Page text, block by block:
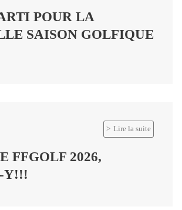
POUR LA
SAISON GOLFIQUE
Lire la suite
FFGOLF 2026,
Y!!!